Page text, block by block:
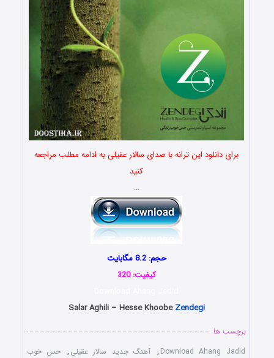
برای دانلود این ترانه با صدای سالار عقیلی به ادامه مطلب مراجعه
کنید
…
حجم: 8.2 مگابایت
کیفیت: 320
Salar Aghili – Hesse KhoobeZendegi
برچسب ها
Download Ahang Jadid
, آهنگ جدید سالار عقیلی , حس خوب